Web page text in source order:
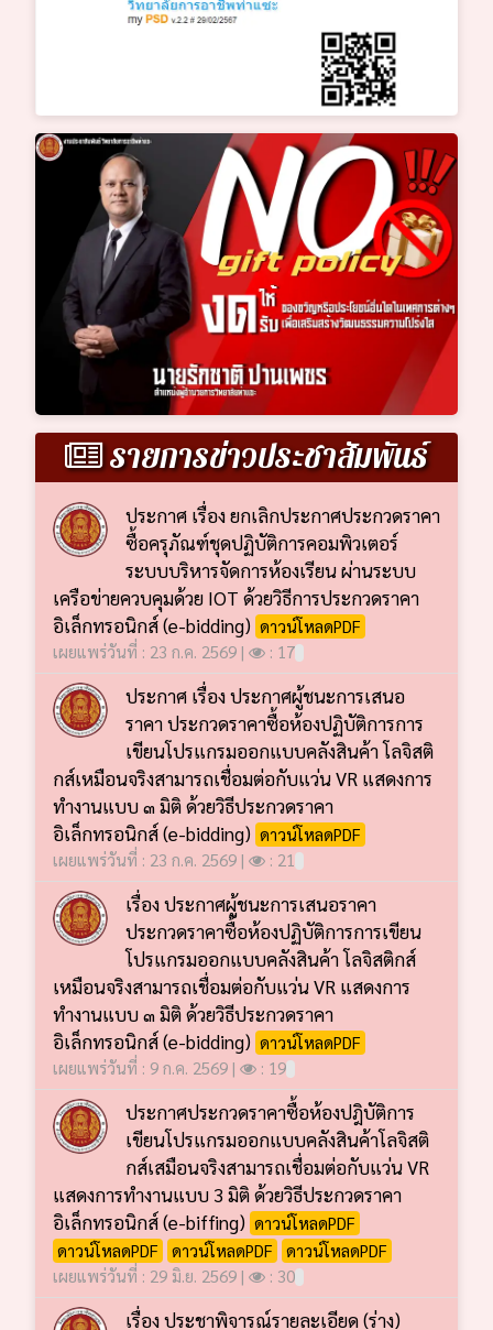
รายการข่าวประชาสัมพันธ์
ประกาศ เรื่อง ยกเลิกประกาศประกวดราคา
ซื้อครุภัณฑ์ชุดปฏิบัติการคอมพิวเตอร์
ระบบบริหารจัดการห้องเรียน ผ่านระบบ
เครือข่ายควบคุมด้วย IOT ด้วยวิธีการประกวดราคา
อิเล็กทรอนิกส์ (e-bidding) ดาวน์โหลดPDF
เผยแพร่วันที่ : 23 ก.ค. 2569 |
: 17
ประกาศ เรื่อง ประกาศผู้ชนะการเสนอ
ราคา ประกวดราคาซื้อห้องปฏิบัติการการ
เขียนโปรแกรมออกแบบคลังสินค้า โลจิสติ
กส์เหมือนจริงสามารถเชื่อมต่อกับแว่น VR แสดงการ
ทำงานแบบ ๓ มิติ ด้วยวิธีประกวดราคา
อิเล็กทรอนิกส์ (e-bidding) ดาวน์โหลดPDF
เผยแพร่วันที่ : 23 ก.ค. 2569 |
: 21
เรื่อง ประกาศผู้ชนะการเสนอราคา
ประกวดราคาซื้อห้องปฏิบัติการการเขียน
โปรแกรมออกแบบคลังสินค้า โลจิสติกส์
เหมือนจริงสามารถเชื่อมต่อกับแว่น VR แสดงการ
ทำงานแบบ ๓ มิติ ด้วยวิธีประกวดราคา
อิเล็กทรอนิกส์ (e-bidding) ดาวน์โหลดPDF
เผยแพร่วันที่ : 9 ก.ค. 2569 |
: 19
ประกาศประกวดราคาซื้อห้องปฎิบัติการ
เขียนโปรแกรมออกแบบคลังสินค้าโลจิสติ
กส์เสมือนจริงสามารถเชื่อมต่อกับแว่น VR
แสดงการทำงานแบบ 3 มิติ ด้วยวิธีประกวดราคา
อิเล็กทรอนิกส์ (e-biffing) ดาวน์โหลดPDF
ดาวน์โหลดPDF
ดาวน์โหลดPDF
ดาวน์โหลดPDF
เผยแพร่วันที่ : 29 มิ.ย. 2569 |
: 30
เรื่อง ประชาพิจารณ์รายละเอียด (ร่าง)